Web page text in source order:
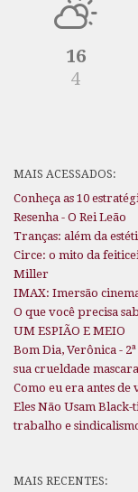
16
4
MAIS ACESSADOS:
Conheça as 10
Resenha - O Rei Leão
Tranças: além da
Circe: o mito da
Miller
IMAX: Imersão
O que você precisa
UM ESPIÃO E MEIO
Bom Dia, Verônica -
sua crueldade
Como eu era antes de
Eles Não Usam
trabalho e
MAIS RECENTES: